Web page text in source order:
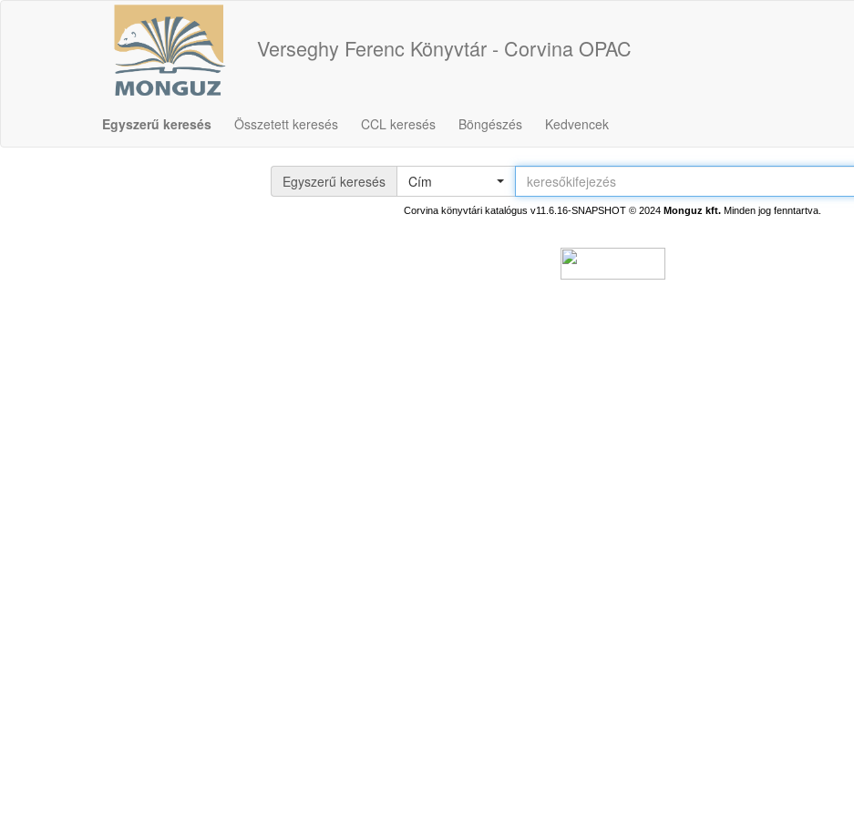
Verseghy Ferenc Könyvtár - Corvina OPAC
Egyszerű keresés Összetett keresés CCL keresés Böngészés Kedvencek
Egyszerű keresés Cím
Corvina könyvtári katalógus v11.6.16-SNAPSHOT © 2024 Monguz kft. Minden jog fenntartva.